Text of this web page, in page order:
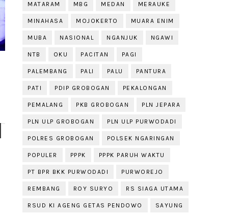
MATARAM MBG MEDAN MERAUKE
MINAHASA MOJOKERTO MUARA ENIM
MUBA NASIONAL NGANJUK NGAWI
NTB OKU PACITAN PAGI
PALEMBANG PALI PALU PANTURA
PATI PDIP GROBOGAN PEKALONGAN
PEMALANG PKB GROBOGAN PLN JEPARA
PLN ULP GROBOGAN PLN ULP PURWODADI
POLRES GROBOGAN POLSEK NGARINGAN
POPULER PPPK PPPK PARUH WAKTU
PT BPR BKK PURWODADI PURWOREJO
REMBANG ROY SURYO RS SIAGA UTAMA
RSUD KI AGENG GETAS PENDOWO SAYUNG